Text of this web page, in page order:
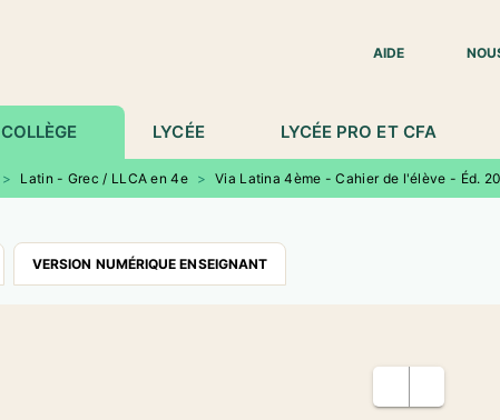
AIDE
COLLÈGE LYCÉE LYCÉE PRO ET CFA
> Latin - Grec / LLCA en 4e > Via Latina 4ème - Cahier de l'élève - Éd.
VERSION NUMÉRIQUE ENSEIGNANT